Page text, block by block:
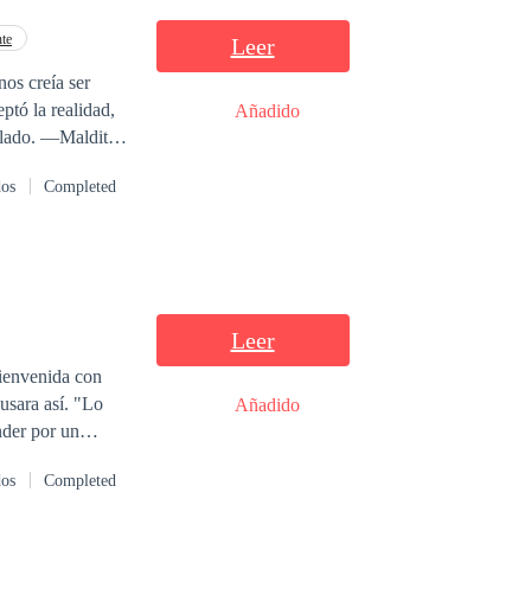
creía ser
la realidad,
seguro de que
Completed
Leer
Añadido
con
así. "Lo
por un
de mi
Completed
Leer
Añadido